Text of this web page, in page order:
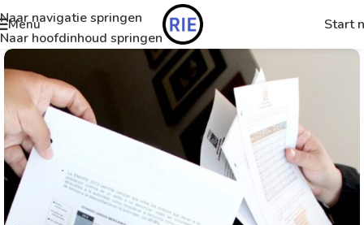
Naar navigatie springen
Naar hoofdinhoud springen
Menu Start